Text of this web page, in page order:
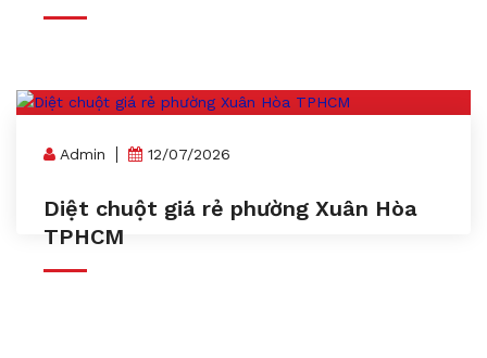
Admin 12/07/2026
Diệt chuột giá rẻ phường Xuân Hòa
TPHCM